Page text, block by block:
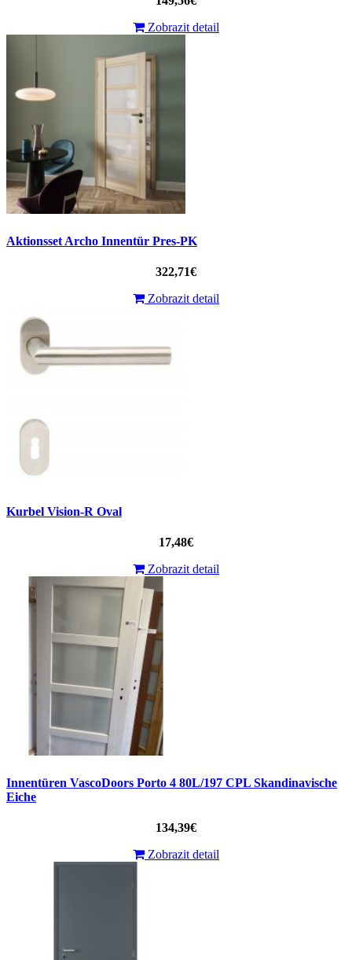
Zobrazit detail
Aktionsset Archo Innentür Pres-PK
322,71€
Zobrazit detail
Kurbel Vision-R Oval
17,48€
Zobrazit detail
Innentüren VascoDoors Porto 4 80L/197 CPL Skandinavische
Eiche
134,39€
Zobrazit detail